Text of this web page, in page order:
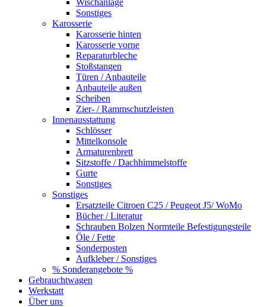
Sonstiges
Karosserie
Karosserie hinten
Karosserie vorne
Reparaturbleche
Stoßstangen
Türen / Anbauteile
Anbauteile außen
Scheiben
Zier- / Rammschutzleisten
Innenausstattung
Schlösser
Mittelkonsole
Armaturenbrett
Sitzstoffe / Dachhimmelstoffe
Gurte
Sonstiges
Sonstiges
Ersatzteile Citroen C25 / Peugeot J5/ WoMo
Bücher / Literatur
Schrauben Bolzen Normteile Befestigungsteile
Öle / Fette
Sonderposten
Aufkleber / Sonstiges
% Sonderangebote %
Gebrauchtwagen
Werkstatt
Über uns